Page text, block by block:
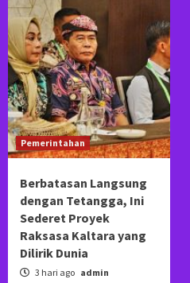
Pemerintahan
Berbatasan Langsung
dengan Tetangga, Ini
Sederet Proyek
Raksasa Kaltara yang
Dilirik Dunia
3 hari ago admin